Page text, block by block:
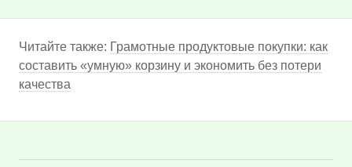
Читайте также: Грамотные продуктовые покупки: как
составить «умную» корзину и экономить без потери
качества